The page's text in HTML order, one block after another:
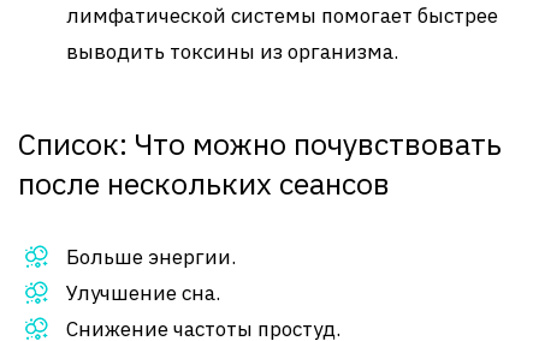
лимфатической системы помогает быстрее
выводить токсины из организма.
Список: Что можно почувствовать
после нескольких сеансов
Больше энергии.
Улучшение сна.
Снижение частоты простуд.